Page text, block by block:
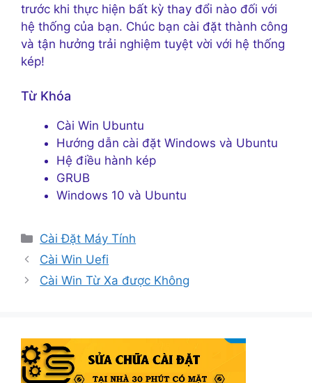
trước khi thực hiện bất kỳ thay đổi nào đối với
hệ thống của bạn. Chúc bạn cài đặt thành công
và tận hưởng trải nghiệm tuyệt vời với hệ thống
kép!
Từ Khóa
Cài Win Ubuntu
Hướng dẫn cài đặt Windows và Ubuntu
Hệ điều hành kép
GRUB
Windows 10 và Ubuntu
Danh
mục
Cài Đặt Máy Tính
Cài Win Uefi
Cài Win Từ Xa được Không